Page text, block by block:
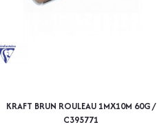
KRAFT BRUN ROULEAU 1MX10M 60G /
C395771